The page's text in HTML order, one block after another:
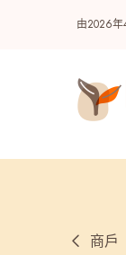
由2026
商戶